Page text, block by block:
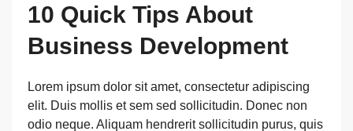
10 Quick Tips About
Business Development
Lorem ipsum dolor sit amet, consectetur adipiscing
elit. Duis mollis et sem sed sollicitudin. Donec non
odio neque. Aliquam hendrerit sollicitudin purus, quis